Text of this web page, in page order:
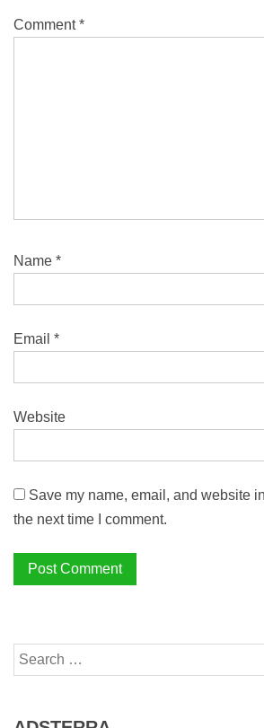
Comment*
Name *
Email *
Website
Save my name, email, and website
the next time I comment.
Search
for: